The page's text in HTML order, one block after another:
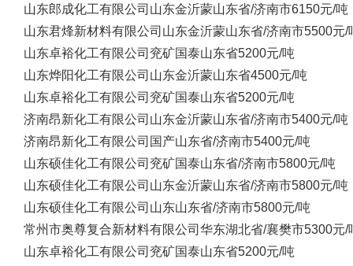
山东郎成化工有限公司 山东金沂蒙山东省/济南市6150元/吨
山东君烽新材料有限公司 山东金沂蒙山东省/济南市5500元/
山东卓裕化工有限公司 兖矿国泰山东省5200元/吨
山东烨阳化工有限公司 山东金沂蒙山东省4500元/吨
山东卓裕化工有限公司 兖矿国泰山东省5200元/吨
济南昂新化工有限公司 山东金沂蒙山东省/济南市5400元/吨
济南昂新化工有限公司 国产山东省/济南市5400元/吨
山东硕佳化工有限公司 兖矿国泰山东省/济南市5800元/吨
山东硕佳化工有限公司 山东金沂蒙山东省/济南市5800元/吨
山东硕佳化工有限公司 山东山东省/济南市5800元/吨
常州市奥尊复合新材料有限公司 华东湖北省/襄樊市5300元/
山东卓裕化工有限公司 兖矿国泰山东省5200元/吨